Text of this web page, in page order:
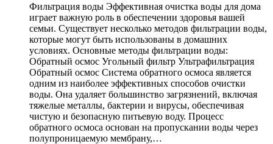
Фильтрация воды Эффективная очистка воды для дома
играет важную роль в обеспечении здоровья вашей
семьи. Существует несколько методов фильтрации воды,
которые могут быть использованы в домашних
условиях. Основные методы фильтрации воды:
Обратный осмос Угольный фильтр Ультрафильтрация
Обратный осмос Система обратного осмоса является
одним из наиболее эффективных способов очистки
воды. Она удаляет большинство загрязнений, включая
тяжелые металлы, бактерии и вирусы, обеспечивая
чистую и безопасную питьевую воду. Процесс
обратного осмоса основан на пропускании воды через
полупроницаемую мембрану,…